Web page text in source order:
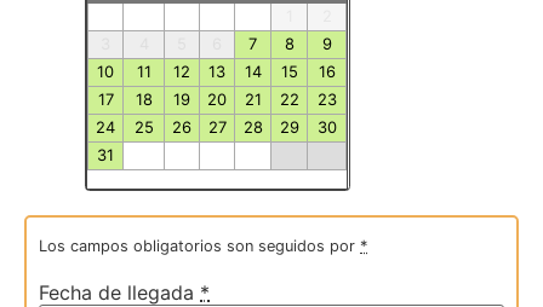
7 8
9
10
11 12 13 14 15
16
17
18 19 20 21 22
23
24
25 26 27 28 29
30
31
Los campos obligatorios son seguidos por *
Fecha de llegada *